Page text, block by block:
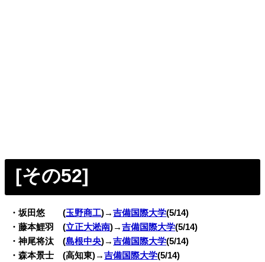
[その52]
・坂田悠 (玉野商工)→吉備国際大学(5/14)
・藤本鯉羽 (立正大淞南)→吉備国際大学(5/14)
・神尾将汰 (島根中央)→吉備国際大学(5/14)
・森本景士 (高知東)→吉備国際大学(5/14)